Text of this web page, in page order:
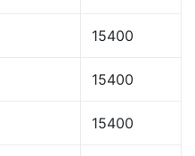
15400
15400
15400